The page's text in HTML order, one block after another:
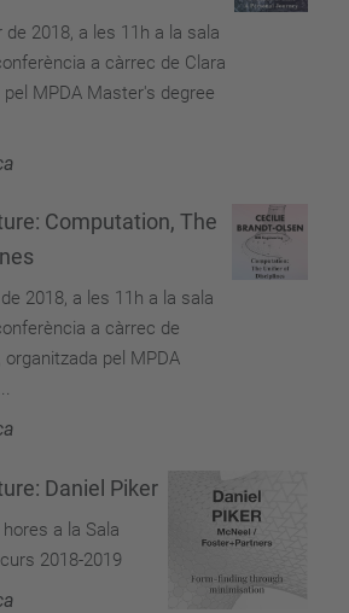
2018, a les 11h a la sala
a càrrec de Clara
MPDA Master's degree
Computation, The
2018, a les 11h a la sala
a càrrec de
organitzada pel MPDA
Daniel Piker
a la Sala
2018-2019